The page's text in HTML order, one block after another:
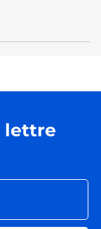
lettre